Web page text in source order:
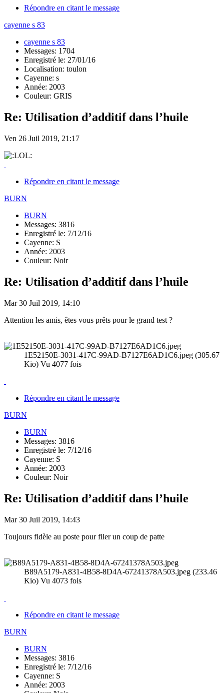
Répondre en citant le message
cayenne s 83
cayenne s 83
Messages: 1704
Enregistré le: 27/01/16
Localisation: toulon
Cayenne: s
Année: 2003
Couleur: GRIS
Re: Utilisation d’additif dans l’huile
Ven 26 Juil 2019, 21:17
Répondre en citant le message
BURN
BURN
Messages: 3816
Enregistré le: 7/12/16
Cayenne: S
Année: 2003
Couleur: Noir
Re: Utilisation d’additif dans l’huile
Mar 30 Juil 2019, 14:10
Attention les amis, êtes vous prêts pour le grand test ?
1E52150E-3031-417C-99AD-B7127E6AD1C6.jpeg (305.67
Kio) Vu 4077 fois
Répondre en citant le message
BURN
BURN
Messages: 3816
Enregistré le: 7/12/16
Cayenne: S
Année: 2003
Couleur: Noir
Re: Utilisation d’additif dans l’huile
Mar 30 Juil 2019, 14:43
Toujours fidèle au poste pour filer un coup de patte
B89A5179-A831-4B58-8D4A-67241378A503.jpeg (233.46
Kio) Vu 4073 fois
Répondre en citant le message
BURN
BURN
Messages: 3816
Enregistré le: 7/12/16
Cayenne: S
Année: 2003